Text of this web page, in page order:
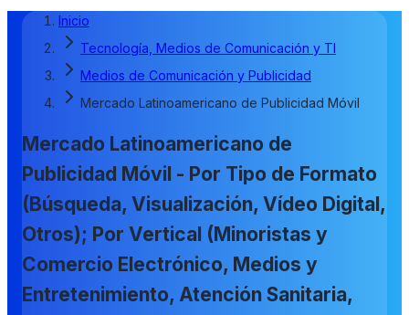
Inicio
Tecnología, Medios de Comunicación y TI
Medios de Comunicación y Publicidad
Mercado Latinoamericano de Publicidad Móvil
Mercado Latinoamericano de
Publicidad Móvil - Por Tipo de Formato
(Búsqueda, Visualización, Vídeo Digital,
Otros); Por Vertical (Minoristas y
Comercio Electrónico, Medios y
Entretenimiento, Atención Sanitaria,